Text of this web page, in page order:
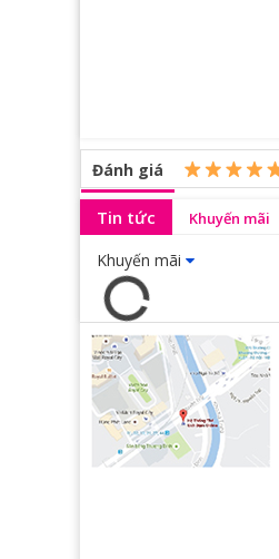
Đánh giá
Tin tức Khuyến mãi
Khuyến mãi